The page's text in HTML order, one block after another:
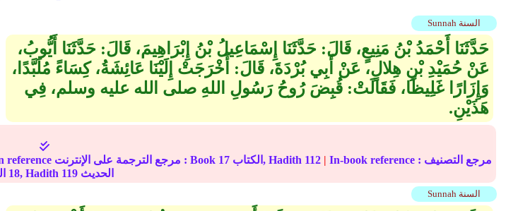
Sunnah السنة
حَدَّثَنَا أَحْمَدُ بْنُ مَنِيعٍ، قَالَ‏:‏ حَدَّثَنَا إِسْمَاعِيلُ بْنُ إِبْرَاهِيمَ، قَالَ‏:‏ حَدَّثَنَا أَيُّوبُ،
عَنْ حُمَيْدِ بْنِ هِلالٍ، عَنْ أَبِي بُرْدَةَ، قَالَ‏:‏ أَخْرَجَتْ إِلَيْنَا عَائِشَةُ، كِسَاءً مُلَبَّدًا،
وَإِزَارًا غَلِيظًا، فَقَالَتْ‏:‏ قُبِضَ رُوحُ رَسُولِ اللهِ صلى الله عليه وسلم، فِي
هَذَيْنِ‏.‏
Online translation reference مرجع الترجمة على الإنترنت : Book 17 الكتاب, Hadith 112 |
In-book reference مرجع التصنيف :
18الكتاب, Hadith 119 الحديث
Sunnah السنة